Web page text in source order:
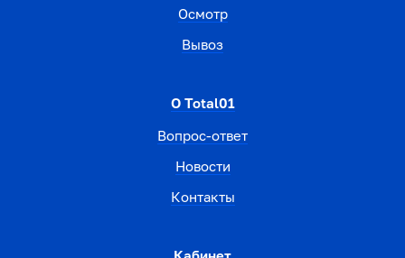
Осмотр
Вывоз
О Total01
Вопрос-ответ
Новости
Контакты